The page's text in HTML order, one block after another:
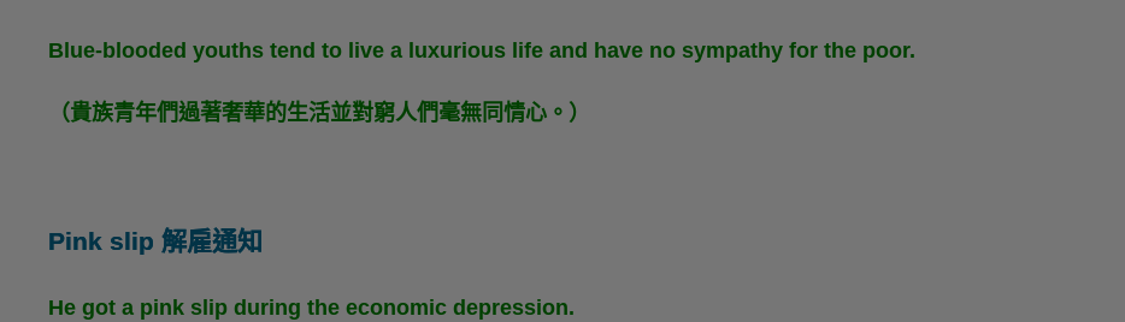
Blue-blooded youths tend to live a luxurious life and have no sympathy for the poor.
（貴族青年們過著奢華的生活並對窮人們毫無同情心。）
Pink slip 解雇通知
He got a pink slip during the economic depression.